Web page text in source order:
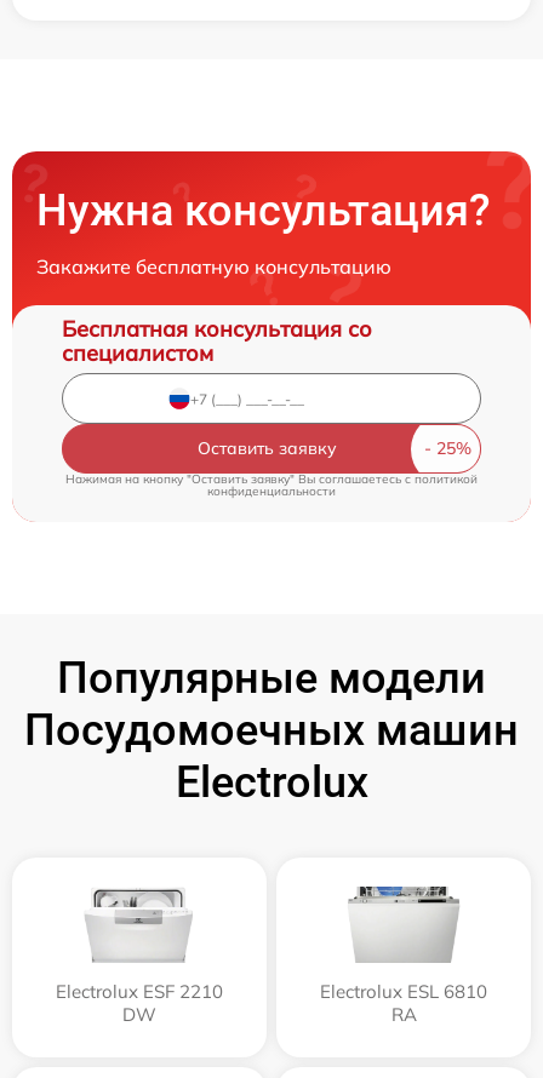
Нужна консультация?
Закажите бесплатную консультацию
Бесплатная консультация со
специалистом
Оставить заявку
Нажимая на кнопку "Оставить заявку" Вы соглашаетесь c политикой
конфиденциальности
Популярные модели
Посудомоечных машин
Electrolux
Electrolux ESF 2210
DW
Electrolux ESL 6810
RA